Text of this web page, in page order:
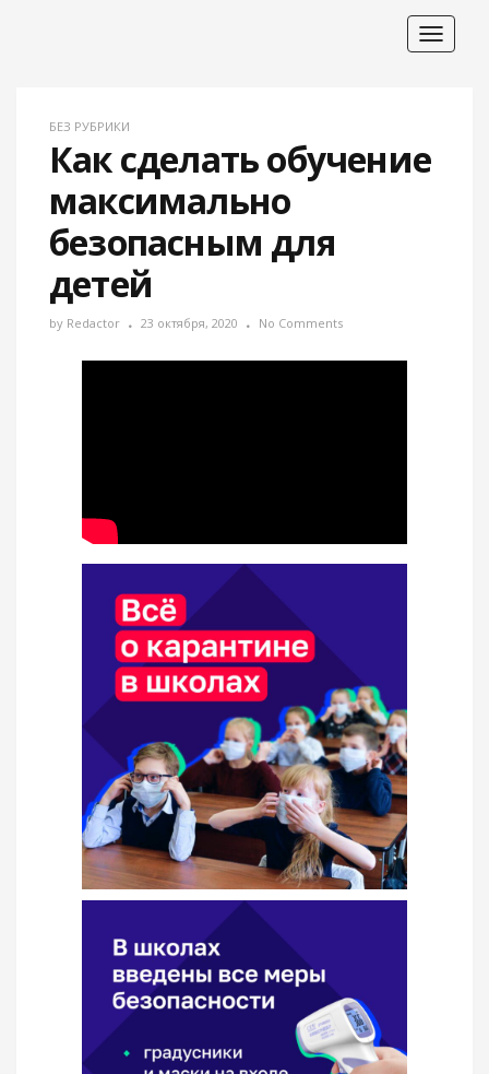
Toggle
БЕЗ РУБРИКИ
Как сделать обучение
максимально
безопасным для
детей
by Redactor 23 октября, 2020 No Comments